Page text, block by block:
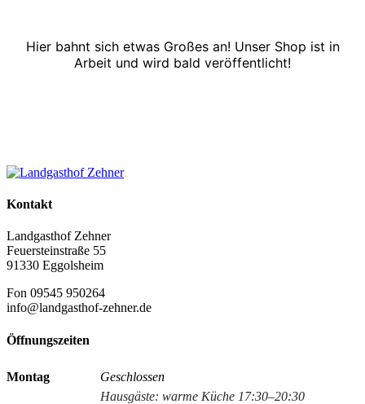
Hier bahnt sich etwas Großes an! Unser Shop ist in
Arbeit und wird bald veröffentlicht!
Kontakt
Landgasthof Zehner
Feuersteinstraße 55
91330 Eggolsheim
Fon 09545 950264
info@landgasthof-zehner.de
Öffnungszeiten
Montag
Geschlossen
Hausgäste: warme Küche 17:30–20:30